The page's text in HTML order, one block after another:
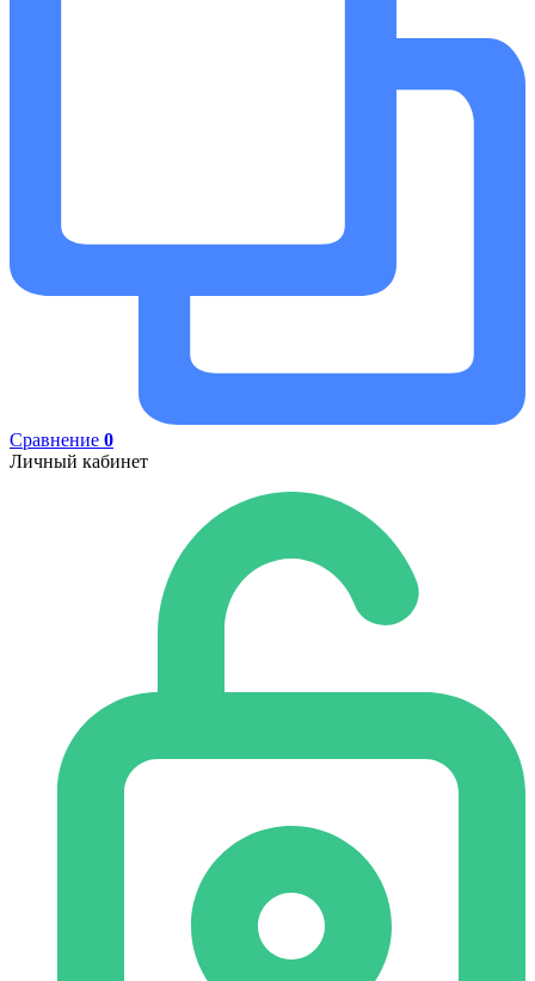
Сравнение 0
Личный кабинет